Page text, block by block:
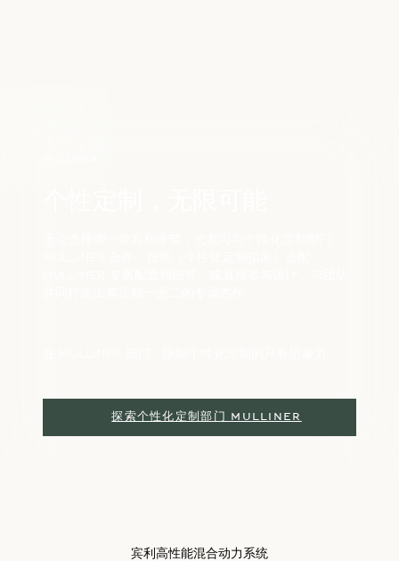
探索个性化定制部门 MULLINER
宾利高性能混合动力系统